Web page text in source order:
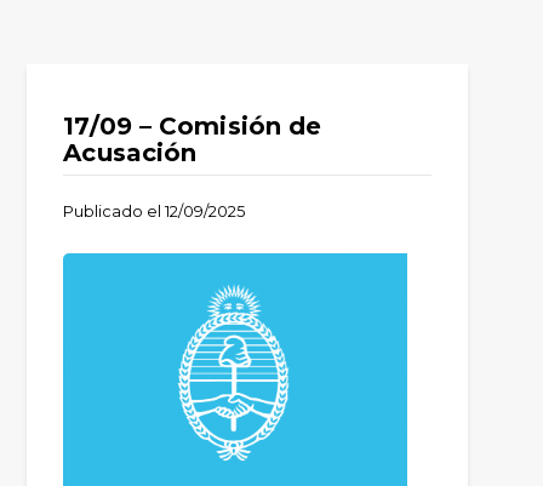
17/09 – Comisión de
Acusación
Publicado el12/09/2025